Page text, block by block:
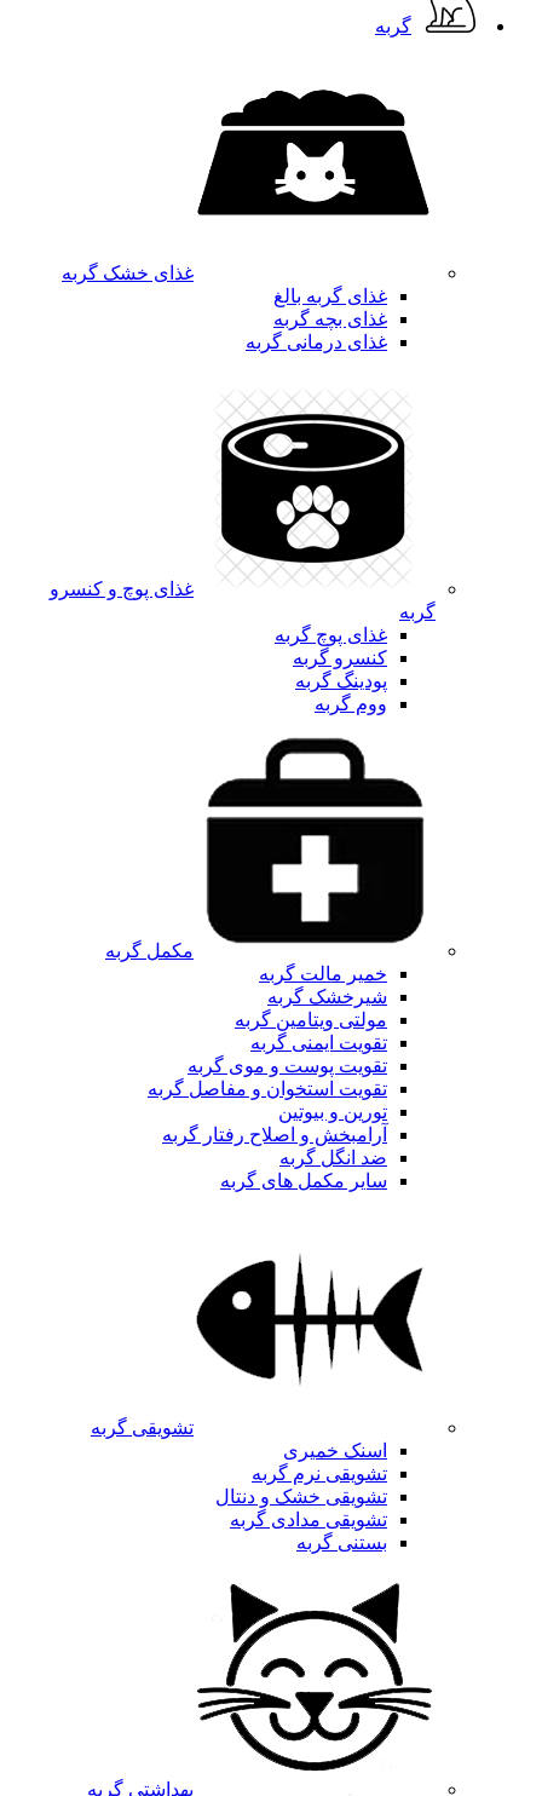
گربه
غذای خشک گربه
غذای گربه بالغ
غذای بچه گربه
غذای درمانی گربه
غذای پوچ و کنسرو
گربه
غذای پوچ گربه
کنسرو گربه
پودینگ گربه
ووم گربه
مکمل گربه
خمیر مالت گربه
شیرخشک گربه
مولتی ویتامین گربه
تقویت ایمنی گربه
تقویت پوست و موی گربه
تقویت استخوان و مفاصل گربه
تورین و بیوتین
آرامبخش و اصلاح رفتار گربه
ضد انگل گربه
سایر مکمل های گربه
تشویقی گربه
اسنک خمیری
تشویقی نرم گربه
تشویقی خشک و دنتال
تشویقی مدادی گربه
بستنی گربه
بهداشتی گربه